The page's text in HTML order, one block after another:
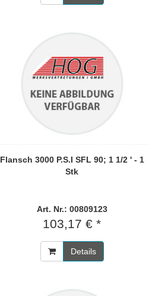
Flansch 3000 P.S.I SFL 90; 1 1/2 ' - 1
Stk
Art. Nr.: 00809123
103,17 € *
Details